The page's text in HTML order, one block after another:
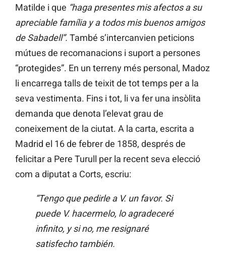
Matilde i que “haga presentes mis afectos a su
apreciable família y a todos mis buenos amigos
de Sabadell”. També s’intercanvien peticions
mútues de recomanacions i suport a persones
“protegides”. En un terreny més personal, Madoz
li encarrega talls de teixit de tot temps per a la
seva vestimenta. Fins i tot, li va fer una insòlita
demanda que denota l’elevat grau de
coneixement de la ciutat. A la carta, escrita a
Madrid el 16 de febrer de 1858, després de
felicitar a Pere Turull per la recent seva elecció
com a diputat a Corts, escriu:
“Tengo que pedirle a V. un favor. Si
puede V. hacermelo, lo agradeceré
infinito, y si no, me resignaré
satisfecho también.